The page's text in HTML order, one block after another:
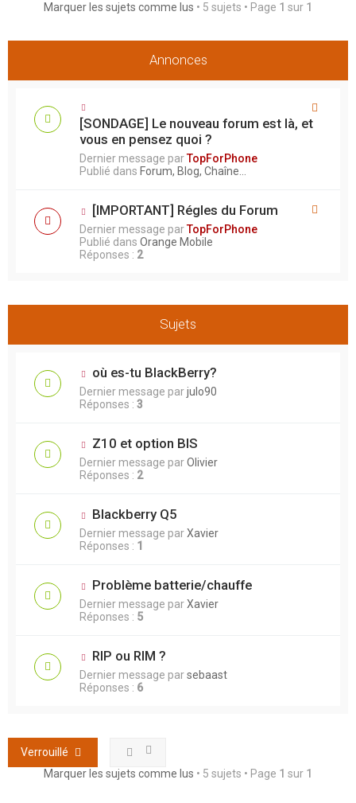
Marquer les sujets comme lus • 5 sujets • Page 1 sur 1
Annonces
[SONDAGE] Le nouveau forum est là, et
vous en pensez quoi ?
Dernier message parTopForPhone
Publié dans Forum, Blog, Chaîne...
[IMPORTANT] Régles du Forum
Dernier message parTopForPhone
Publié dans Orange Mobile
Réponses : 2
Sujets
où es-tu BlackBerry?
Dernier message parjulo90
Réponses : 3
Z10 et option BIS
Dernier message parOlivier
Réponses : 2
Blackberry Q5
Dernier message parXavier
Réponses : 1
Problème batterie/chauffe
Dernier message parXavier
Réponses : 5
RIP ou RIM ?
Dernier message parsebaast
Réponses : 6
Verrouillé
Marquer les sujets comme lus • 5 sujets • Page 1 sur 1